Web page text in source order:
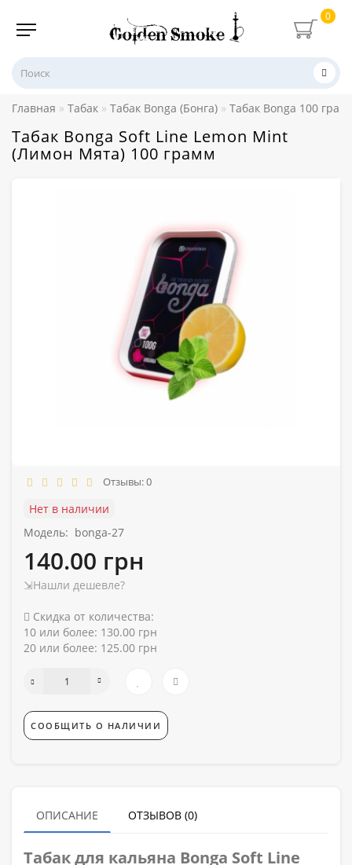
0
Главная Табак Табак Bonga (Бонга) Табак Bonga 100
Табак Bonga Soft Line Lemon Mint
(Лимон Мята) 100 грамм
Отзывы: 0
Нет в наличии
Модель: bonga-27
140.00 грн
⇲Нашли дешевле?
Скидка от количества:
10 или более: 130.00 грн
20 или более: 125.00 грн
СООБЩИТЬ О НАЛИЧИИ
ОПИСАНИЕ ОТЗЫВОВ (0)
Табак для кальяна Bonga Soft Line